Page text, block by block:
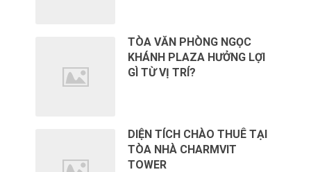
TÒA VĂN PHÒNG NGỌC
KHÁNH PLAZA HƯỞNG LỢI
GÌ TỪ VỊ TRÍ?
DIỆN TÍCH CHÀO THUÊ TẠI
TÒA NHÀ CHARMVIT
TOWER